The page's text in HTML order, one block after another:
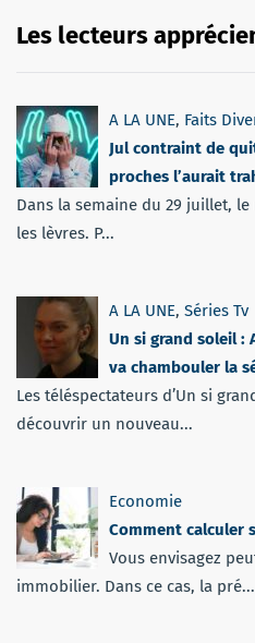
Les lecteurs
A LA UNE, Faits
Jul contraint de
proches l’aurait
Dans la semaine du 29 juillet,
les lèvres. P...
A LA UNE, Séries Tv
Un si grand soleil :
va chambouler la
Les téléspectateurs d’Un si
découvrir un nouveau...
Economie
Comment calculer
Vous envisagez
immobilier. Dans ce cas, la pré...